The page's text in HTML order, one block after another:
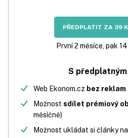
PŘEDPLATIT ZA 39
První 2 měsíce, pak
S
Web Ekonom.cz bez reklam
Možnost sdílet prémiový
měsíčně)
Možnost ukládat si články